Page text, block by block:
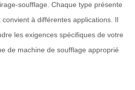
soufflage. Chaque type présente
à différentes applications. Il
les exigences spécifiques de votre
de machine de soufflage approprié